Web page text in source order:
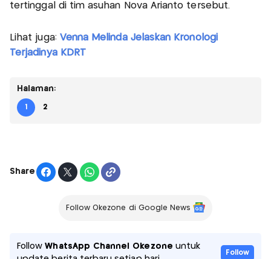
tertinggal di tim asuhan Nova Arianto tersebut.
Lihat juga: Venna Melinda Jelaskan Kronologi
Terjadinya KDRT
Halaman:
1 2
Share
Follow Okezone di Google News
FollowWhatsApp Channel Okezone untuk
Follow